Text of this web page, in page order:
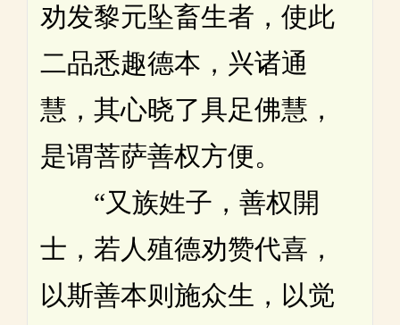
劝发黎元坠畜生者，使此
二品悉趣德本，兴诸通
慧，其心晓了具足佛慧，
是谓菩萨善权方便。
“又族姓子，善权開
士，若人殖德劝赞代喜，
以斯善本则施众生，以觉